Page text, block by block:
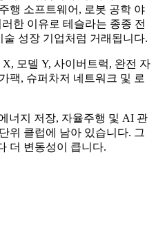
행 소프트웨어, 로봇 공학 야
한 이유로 테슬라는 종종 전
성장 기업처럼 거래됩니다.
X, 모델 Y, 사이버트럭, 완전 자
팩, 슈퍼차저 네트워크 및 로
너지 저장, 자율주행 및 AI 관
위 클럽에 남아 있습니다. 그
더 변동성이 큽니다.